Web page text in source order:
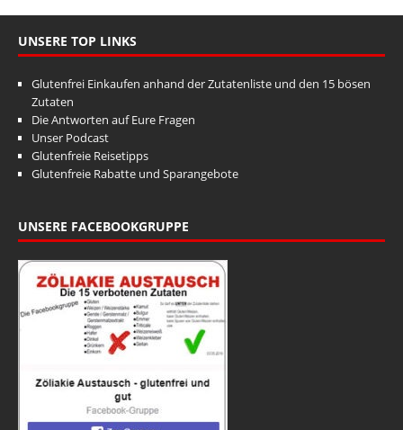
UNSERE TOP LINKS
Glutenfrei Einkaufen anhand der Zutatenliste und den 15 bösen
Zutaten
Die Antworten auf Eure Fragen
Unser Podcast
Glutenfreie Reisetipps
Glutenfreie Rabatte und Sparangebote
UNSERE FACEBOOKGRUPPE